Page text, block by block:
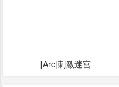
[Arc]刺激迷宫